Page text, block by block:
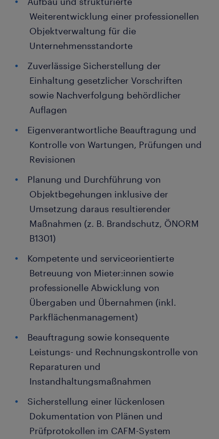
Weiterentwicklung einer professionellen
Objektverwaltung für die
Unternehmensstandorte
Zuverlässige Sicherstellung der
Einhaltung gesetzlicher Vorschriften
sowie Nachverfolgung behördlicher
Auflagen
Eigenverantwortliche Beauftragung und
Kontrolle von Wartungen, Prüfungen und
Revisionen
Planung und Durchführung von
Objektbegehungen inklusive der
Umsetzung daraus resultierender
Maßnahmen (z. B. Brandschutz, ÖNORM
B1301)
Kompetente und serviceorientierte
Betreuung von Mieter:innen sowie
professionelle Abwicklung von
Übergaben und Übernahmen (inkl.
Parkflächenmanagement)
Beauftragung sowie konsequente
Leistungs- und Rechnungskontrolle von
Reparaturen und
Instandhaltungsmaßnahmen
Sicherstellung einer lückenlosen
Dokumentation von Plänen und
Prüfprotokollen im CAFM-System